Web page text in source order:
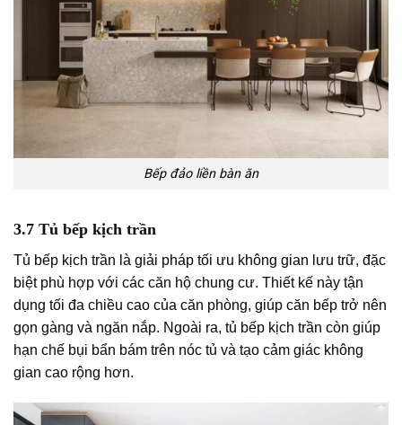
Bếp đảo liền bàn ăn
3.7 Tủ bếp kịch trần
Tủ bếp kịch trần là giải pháp tối ưu không gian lưu trữ, đặc
biệt phù hợp với các căn hộ chung cư. Thiết kế này tận
dụng tối đa chiều cao của căn phòng, giúp căn bếp trở nên
gọn gàng và ngăn nắp. Ngoài ra, tủ bếp kịch trần còn giúp
hạn chế bụi bẩn bám trên nóc tủ và tạo cảm giác không
gian cao rộng hơn.